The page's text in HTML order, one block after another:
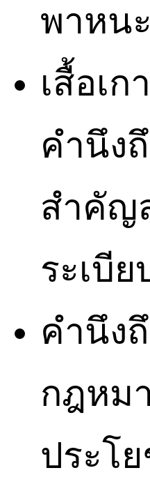
พาหนะ
เสื้อเ
คำนึง
สำคัญ
ระเบี
คำนึง
กฎหม
ประโ